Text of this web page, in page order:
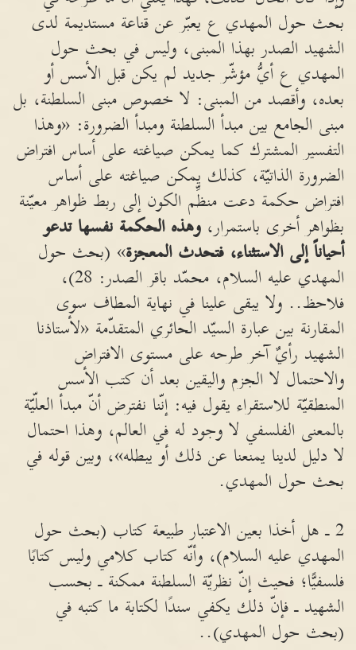
بحث حول المهدي ع يعبّر عن قناعة مستديمة لدى
الشهيد الصدر بهذا المبنى، وليس في بحث حول
المهدي ع أيُّ مؤشّر جديد لم يكن قبل الأسس أو
بعده، وأقصد من المبنى: لا خصوص مبنى السلطنة، بل
مبنى الجامع بين مبدأ السلطنة ومبدأ الضرورة: «وهذا
التفسير المشترك كما يمكن صياغته على أساس افتراض
الضرورة الذاتيّة، كذلك يمكن صياغته على أساس
افتراض حكمة دعت منظِّم الكون إلى ربط ظواهر معيّنة
بظواهر أخرى باستمرار،وهذه الحكمة نفسها تدعو
أحياناً إلى الاستثناء، فتحدث المعجزة» (بحث حول
المهدي عليه السلام، محمّد باقر الصدر: 28)،
فلاحظ.. ولا يبقى علينا في نهاية المطاف سوى
المقارنة بين عبارة السيّد الحائري المتقدّمة «لأستاذنا
الشهيد رأيٌ آخر طرحه على مستوى الافتراض
والاحتمال لا الجزم واليقين بعد أن كتب الأسس
المنطقيّة للاستقراء يقول فيه: إنّنا نفترض أنّ مبدأ العلّيّة
بالمعنى الفلسفي لا وجود له في العالم، وهذا احتمال
لا دليل لدينا يمنعنا عن ذلك أو يبطله»، وبين قوله في
بحث حول المهدي.
2 ـ هل أخذا بعين الاعتبار طبيعة كتاب (بحث حول
المهدي عليه السلام)، وأنّه كتاب كلامي وليس كتابًا
فلسفيًّا؛ فحيث إنّ نظريّة السلطنة ممكنة ـ بحسب
الشهيد ـ فإنّ ذلك يكفي سندًا لكتابة ما كتبه في
(بحث حول المهدي)..